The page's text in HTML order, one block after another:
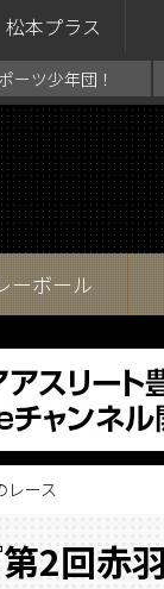
松本プラス
ーツ少年団！
ーボール
レース
2回赤